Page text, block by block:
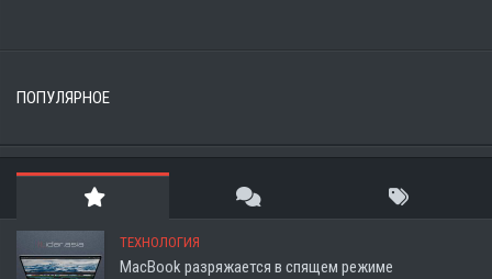
ПОПУЛЯРНОЕ
ТЕХНОЛОГИЯ
MacBook разряжается в спящем режиме